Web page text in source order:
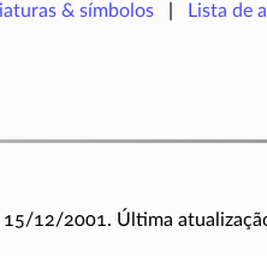
& símbolos Lista de
15/12/2001. Última